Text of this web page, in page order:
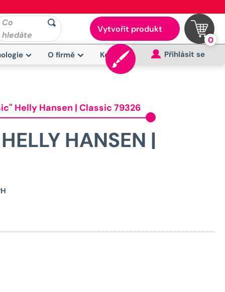
Co
hledáte
Vytvořit produkt
0
O firmě Kontakt Přihlásit se
Helly Hansen | Classic 79326
HANSEN |
Původní
1745 Kč.